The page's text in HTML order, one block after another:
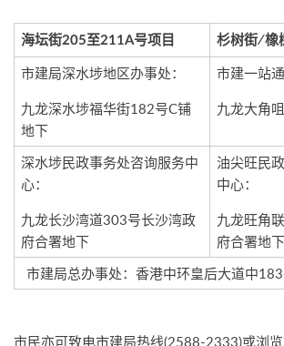
海坛街205至211A号项目 杉树街∕橡
市建局深水埗地区办事处：
九龙深水埗福华街182号C铺
地下
市建一站通
九龙大角
深水埗民政事务处咨询服务中
心：
九龙长沙湾道303号长沙湾政
府合署地下
油尖旺民
中心：
九龙旺角
府合署地下
市建局总办事处：香港中环皇后大道中
市民亦可致电市建局热线(2588-2333)或浏